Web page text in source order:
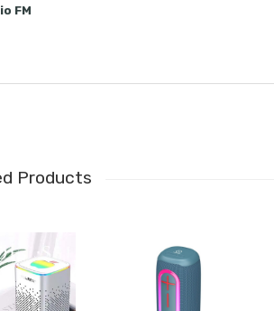
FM
Products